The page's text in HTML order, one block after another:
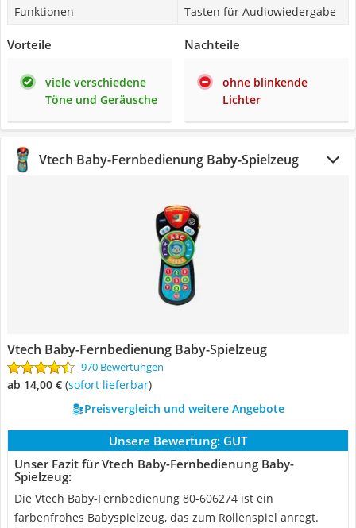
Funktionen Tasten für Audiowiedergabe
Vorteile
viele verschiedene
Töne und Geräusche
Nachteile
ohne blinkende
Lichter
Vtech Baby-Fernbedienung Baby-Spielzeug
Vtech Baby-Fernbedienung Baby-Spielzeug
970 Bewertungen
ab 14,00 € ( Sofort lieferbar)
Preisvergleich und weitere Angebote
Unsere Bewertung: GUT
Unser Fazit für Vtech Baby-Fernbedienung Baby-
Spielzeug:
Die Vtech Baby-Fernbedienung 80-606274 ist ein
farbenfrohes Babyspielzeug, das zum Rollenspiel anregt.